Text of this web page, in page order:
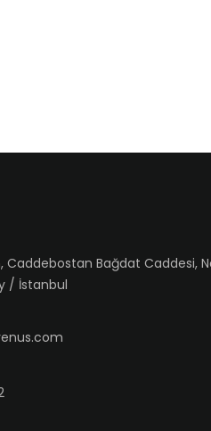
Bağdat Caddesi,
/ İstanbul